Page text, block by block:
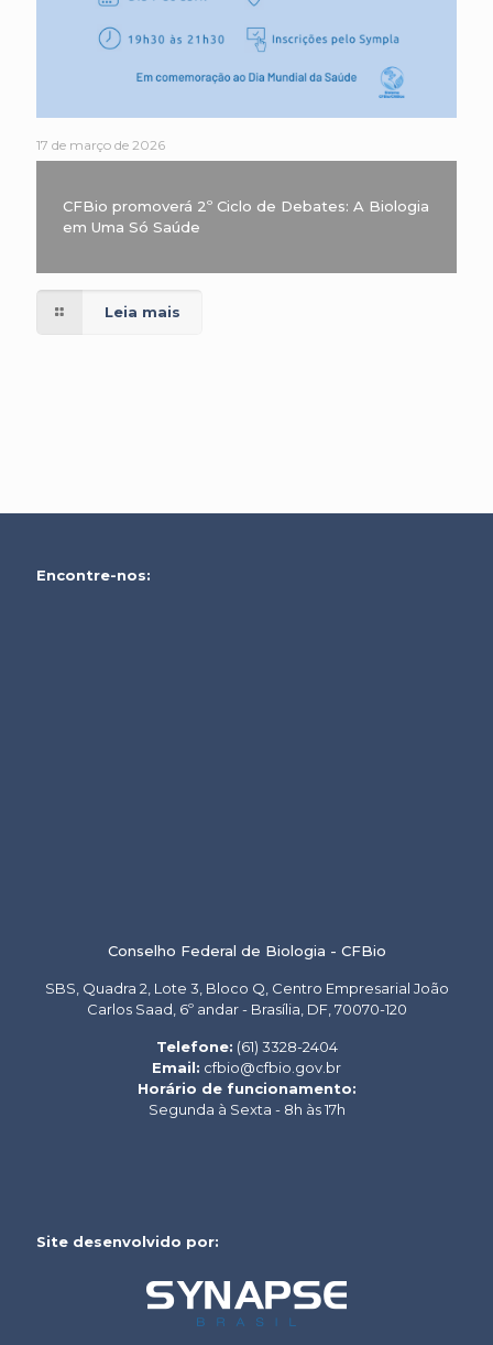
17 de março de 2026
CFBio promoverá 2º Ciclo de Debates: A Biologia
em Uma Só Saúde
Leia mais
Encontre-nos:
Conselho Federal de Biologia - CFBio
SBS, Quadra 2, Lote 3, Bloco Q, Centro Empresarial João
Carlos Saad, 6º andar - Brasília, DF, 70070-120
Telefone: (61) 3328-2404
Email: cfbio@cfbio.gov.br
Horário de funcionamento:
Segunda à Sexta - 8h às 17h
Site desenvolvido por: